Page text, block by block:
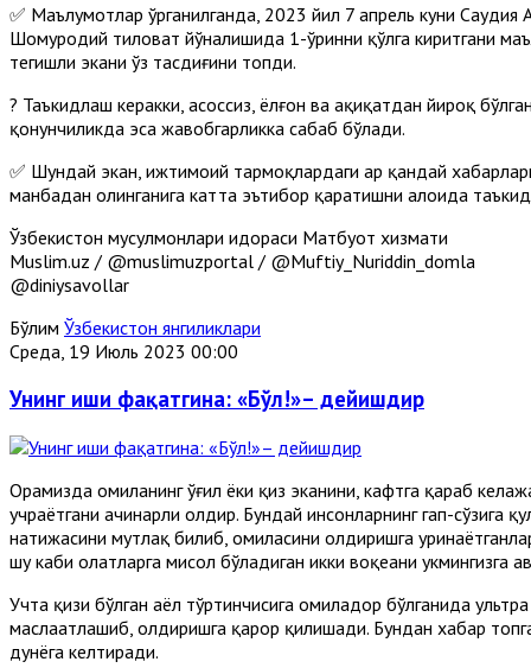
✅ Маълумотлар ўрганилганда, 2023 йил 7 апрель куни
Шоҳмуродий тиловат йўналишида 1-ўринни қўлга киритгани
тегишли экани ўз тасдиғини топди.
? Таъкидлаш керакки, асоссиз, ёлғон ва ҳақиқатдан йироқ
қонунчиликда эса жавобгарликка сабаб бўлади.
✅ Шундай экан, ижтимоий тармоқлардаги ҳар қандай
манбадан олинганига катта эътибор қаратишни алоҳида
Ўзбекистон мусулмонлари идораси Матбуот хизмати
Muslim.uz / @muslimuzportal / @Muftiy_Nuriddin_domla
@diniysavollar
Бўлим Ўзбекистон янгиликлари
Среда, 19 Июль 2023 00:00
Унинг иши фақатгина: «Бўл!»– дейишдир
Орамизда ҳомиланинг ўғил ёки қиз эканини, кафтга қараб
учраётгани ачинарли ҳолдир. Бундай инсонларнинг гап-сўзига
натижасини мутлақ билиб, ҳомиласини олдиришга
шу каби ҳолатларга мисол бўладиган икки воқеани ҳукмингизга
Учта қизи бўлган аёл тўртинчисига ҳомиладор бўлганида
маслаҳатлашиб, олдиришга қарор қилишади. Бундан хабар
дунёга келтиради.